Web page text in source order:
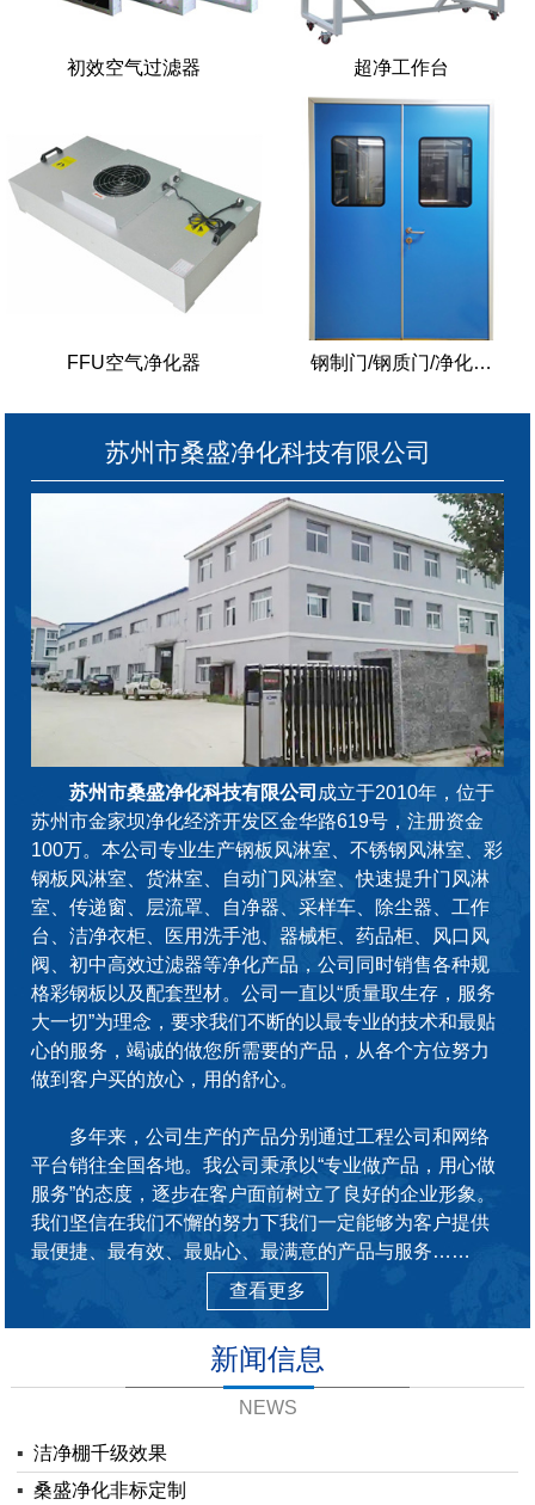
初效空气过滤器 超净工作台
FFU空气净化器 钢制门/钢质门/净化…
苏州市桑盛净化科技有限公司
苏州市桑盛净化科技有限公司 成立于2010年，位于
苏州市金家坝净化经济开发区金华路619号，注册资金
100万。本公司专业生产钢板风淋室、不锈钢风淋室、彩
钢板风淋室、货淋室、自动门风淋室、快速提升门风淋
室、传递窗、层流罩、自净器、采样车、除尘器、工作
台、洁净衣柜、医用洗手池、器械柜、药品柜、风口风
阀、初中高效过滤器等净化产品，公司同时销售各种规
格彩钢板以及配套型材。公司一直以“质量取生存，服务
大一切”为理念，要求我们不断的以最专业的技术和最贴
心的服务，竭诚的做您所需要的产品，从各个方位努力
做到客户买的放心，用的舒心。
多年来，公司生产的产品分别通过工程公司和网络
平台销往全国各地。我公司秉承以“专业做产品，用心做
服务”的态度，逐步在客户面前树立了良好的企业形象。
我们坚信在我们不懈的努力下我们一定能够为客户提供
最便捷、最有效、最贴心、最满意的产品与服务……
查看更多
新闻信息
NEWS
▪ 洁净棚千级效果
▪ 桑盛净化非标定制